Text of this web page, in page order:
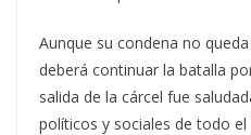
Aunque su condena no
deberá continuar la batalla
salida de la cárcel fue
políticos y sociales de todo